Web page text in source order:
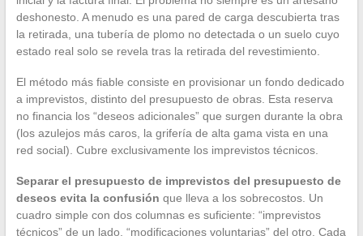
deshonesto. A menudo es una pared de carga descubierta tras
la retirada, una tubería de plomo no detectada o un suelo cuyo
estado real solo se revela tras la retirada del revestimiento.
El método más fiable consiste en provisionar un fondo dedicado
a imprevistos, distinto del presupuesto de obras. Esta reserva
no financia los “deseos adicionales” que surgen durante la obra
(los azulejos más caros, la grifería de alta gama vista en una
red social). Cubre exclusivamente los imprevistos técnicos.
Separar el presupuesto de imprevistos del presupuesto de
deseos evita la confusión que lleva a los sobrecostos. Un
cuadro simple con dos columnas es suficiente: “imprevistos
técnicos” de un lado, “modificaciones voluntarias” del otro. Cada